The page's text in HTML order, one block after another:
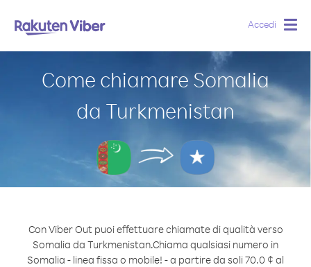
Accedi
Come chiamare Somalia
da Turkmenistan
Con Viber Out puoi effettuare chiamate di qualità verso
Somalia da Turkmenistan.Chiama qualsiasi numero in
Somalia - linea fissa o mobile! - a partire da soli 70.0 ¢ al